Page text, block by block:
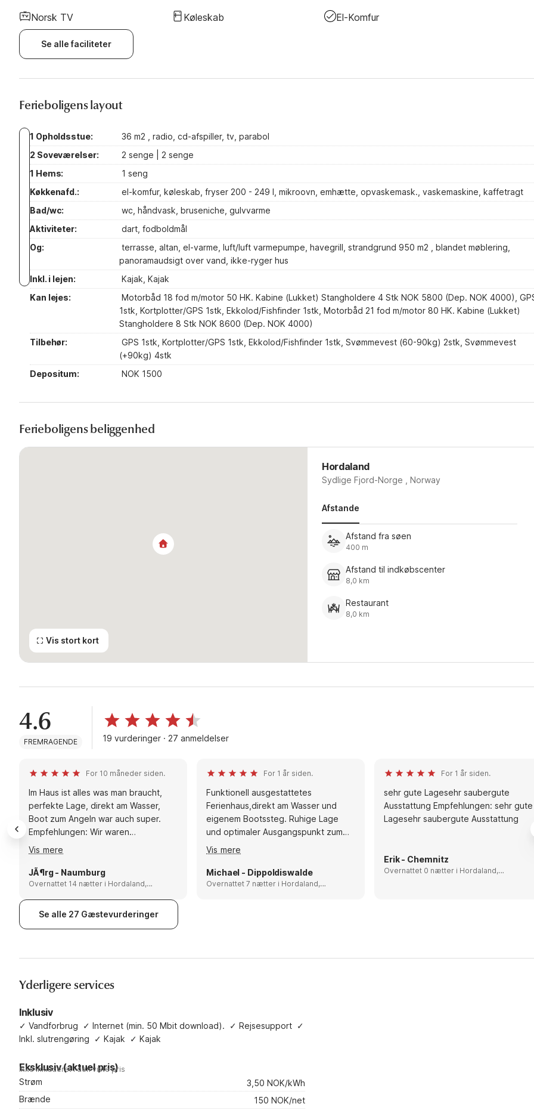
Norsk TV
Køleskab El-Komfur
Se alle faciliteter
Ferieboligens layout
1 Opholdsstue:
36 m2 , radio, cd-afspiller, tv, parabol
2 Soveværelser:
2 senge | 2 senge
1 Hems:
1 seng
Køkkenafd.:
el-komfur, køleskab, fryser 200 - 249 l, mikroovn, emhætte, opvaskemask., vaskemaskine, kaffetragt
Bad/wc:
wc, håndvask, bruseniche, gulvvarme
Aktiviteter:
dart, fodboldmål
Og:
terrasse, altan, el-varme, luft/luft varmepumpe, havegrill, strandgrund 950 m2 , blandet møblering,
panoramaudsigt over vand, ikke-ryger hus
Inkl. i lejen:
Kajak, Kajak
Kan lejes:
Motorbåd 18 fod m/motor 50 HK. Kabine (Lukket) Stangholdere 4 Stk NOK 5800 (Dep. NOK 4000),
1stk, Kortplotter/GPS 1stk, Ekkolod/Fishfinder 1stk, Motorbåd 21 fod m/motor 80 HK. Kabine (Lukket)
Stangholdere 8 Stk NOK 8600 (Dep. NOK 4000)
Tilbehør:
GPS 1stk, Kortplotter/GPS 1stk, Ekkolod/Fishfinder 1stk, Svømmevest (60-90kg) 2stk, Svømmevest
(+90kg) 4stk
Depositum:
NOK 1500
Ferieboligens beliggenhed
Vis stort kort
Hordaland
Sydlige Fjord-Norge , Norway
Afstande
Afstand fra søen
400 m
Afstand til indkøbscenter
8,0 km
Restaurant
8,0 km
4.6
FREMRAGENDE 19 vurderinger · 27 anmeldelser
For 10 måneder siden.
Im Haus ist alles was man braucht,
perfekte Lage, direkt am Wasser,
Boot zum Angeln war auch super.
Empfehlungen: Wir waren
hauptsächlich zum Angeln dort, es
gibt aber auch tolle Wanderwege.
Auf den Berg Siggjo sollte man Mal
gewesen sein, die Aussicht ist
traumhaft.
Vis mere
JÃ¶rg - Naumburg
Overnattet 14 nætter i Hordaland,
For 1 år siden.
Funktionell ausgestattetes
Ferienhaus,direkt am Wasser und
eigenem Bootssteg. Ruhige Lage
und optimaler Ausgangspunkt zum
Angeln bei jedem Wetter.
Empfehlungen: Schöne
Wandertouren direkt ab Haus
möglich
Vis mere
Michael - Dippoldiswalde
Overnattet 7 nætter i Hordaland,
For 1 år siden.
sehr gute Lagesehr saubergute
Ausstattung Empfehlungen: sehr gute
Lagesehr saubergute Ausstattung
Erik - Chemnitz
Overnattet 0 nætter i Hordaland,
Se alle 27 Gæstevurderinger
Yderligere services
Inklusiv
✓ Vandforbrug ✓ Internet (min. 50 Mbit download). ✓ Rejsesupport ✓
Inkl. slutrengøring
✓ Kajak ✓ Kajak
Eksklusiv (aktuel pris)
Ikke inkluderet i den viste pris
Strøm
3,50 NOK/kWh
Brænde
150 NOK/net